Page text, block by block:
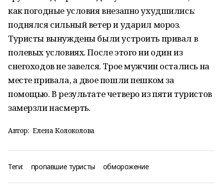
как погодные условия внезапно ухудшились:
поднялся сильный ветер и ударил мороз.
Туристы вынуждены были устроить привал в
полевых условиях. После этого ни один из
снегоходов не завелся. Трое мужчин остались на
месте привала, а двое пошли пешком за
помощью. В результате четверо из пяти туристов
замерзли насмерть.
Автор: Елена Колоколова
Теги: пропавшие туристы обморожение